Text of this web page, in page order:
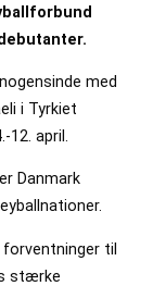
med
i Tyrkiet
12. april.
Danmark
til
stærke